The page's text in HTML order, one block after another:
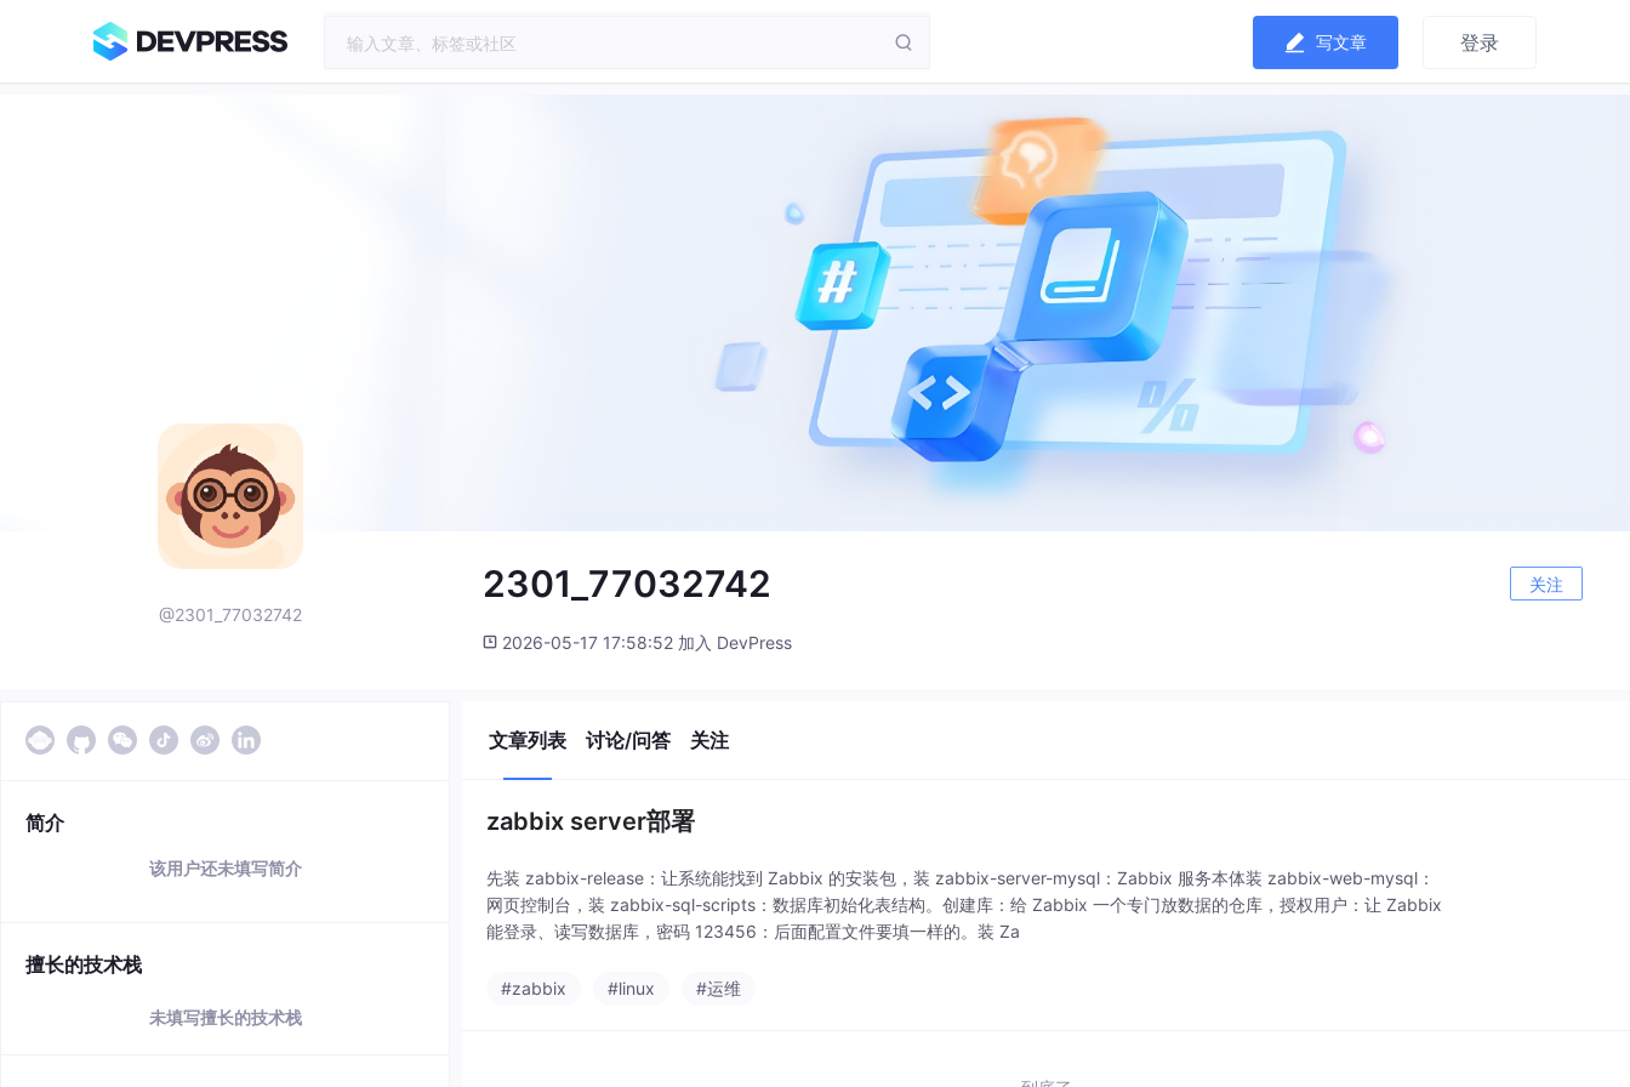
写文章 登录
@2301_77032742
2301_77032742 关注
2026-05-17 17:58:52 加入 DevPress
简介
该用户还未填写简介
擅长的技术栈
未填写擅长的技术栈
文章列表 讨论/问答 关注
zabbix server部署
先装 zabbix-release：让系统能找到 Zabbix 的安装包，装 zabbix-server-mysql：Zabbix 服务本体装 zabbix-web-mysql：
网页控制台，装 zabbix-sql-scripts：数据库初始化表结构。创建库：给 Zabbix 一个专门放数据的仓库，授权用户：让 Zabbix
能登录、读写数据库，密码 123456：后面配置文件要填一样的。装 Za
#zabbix #linux #运维